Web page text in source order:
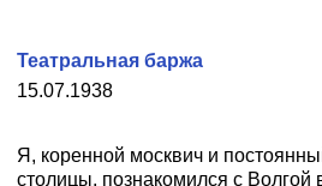
15.07.1938
Театральная баржа
Я, коренной москвич и
столицы, познакомился с Волгой